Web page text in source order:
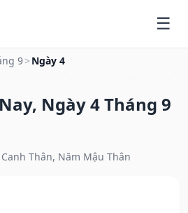
9> Ngày 4
Ngày 4 Tháng 9
Thân, Năm Mậu Thân